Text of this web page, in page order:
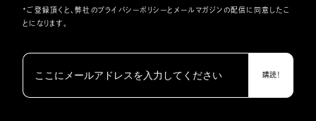
*ご登録頂くと、弊社のプライバシーポリシーとメールマガジンの配信に同意したこ
とになります。